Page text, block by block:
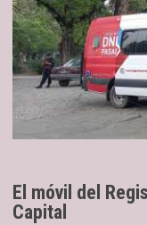
El móvil del
Capital
Se